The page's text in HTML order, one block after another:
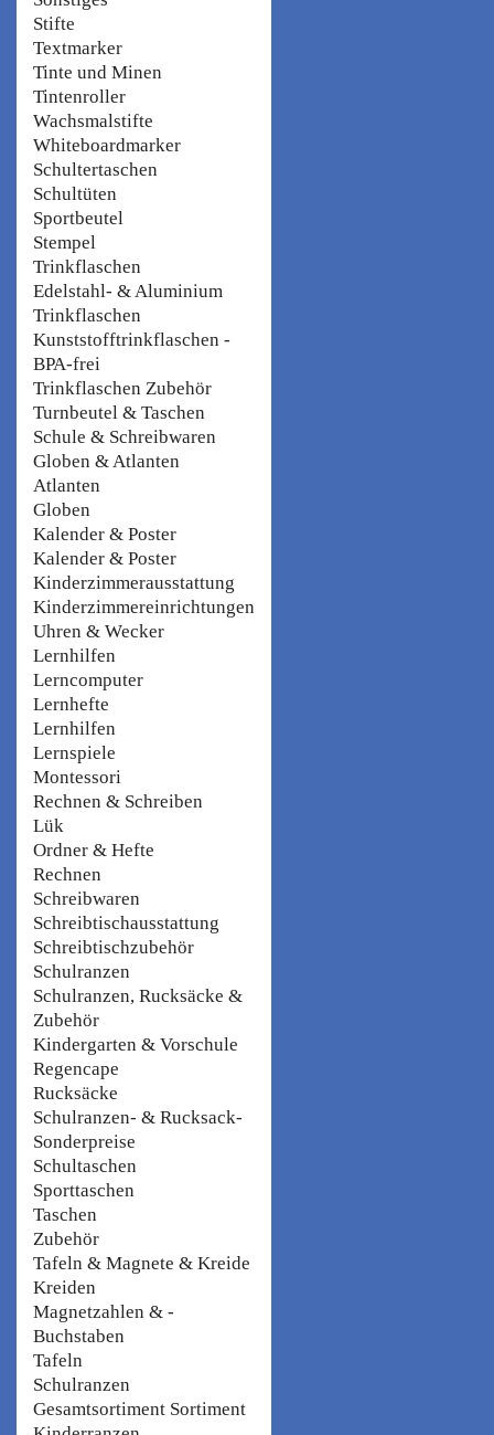
Stifte
Textmarker
Tinte und Minen
Tintenroller
Wachsmalstifte
Whiteboardmarker
Schultertaschen
Schultüten
Sportbeutel
Stempel
Trinkflaschen
Edelstahl- & Aluminium
Trinkflaschen
Kunststofftrinkflaschen -
BPA-frei
Trinkflaschen Zubehör
Turnbeutel & Taschen
Schule & Schreibwaren
Globen & Atlanten
Atlanten
Globen
Kalender & Poster
Kalender & Poster
Kinderzimmerausstattung
Kinderzimmereinrichtungen
Uhren & Wecker
Lernhilfen
Lerncomputer
Lernhefte
Lernhilfen
Lernspiele
Montessori
Rechnen & Schreiben
Lük
Ordner & Hefte
Rechnen
Schreibwaren
Schreibtischausstattung
Schreibtischzubehör
Schulranzen
Schulranzen, Rucksäcke &
Zubehör
Kindergarten & Vorschule
Regencape
Rucksäcke
Schulranzen- & Rucksack-
Sonderpreise
Schultaschen
Sporttaschen
Taschen
Zubehör
Tafeln & Magnete & Kreide
Kreiden
Magnetzahlen & -
Buchstaben
Tafeln
Schulranzen
Gesamtsortiment Sortiment